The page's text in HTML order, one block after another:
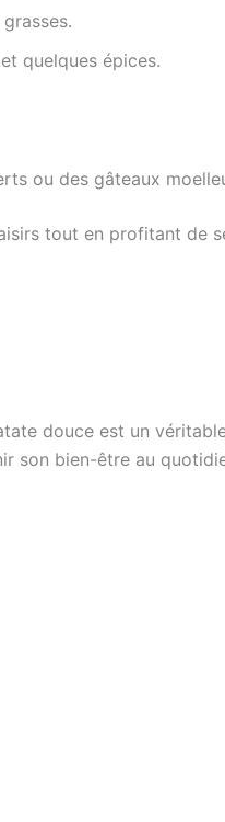
quelques épices.
ou des gâteaux
tout en profitant de
douce est un
son bien-être au